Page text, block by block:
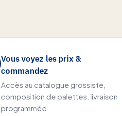
Vous voyez les prix &
commandez
Accès au catalogue grossiste,
composition de palettes, livraison
programmée.